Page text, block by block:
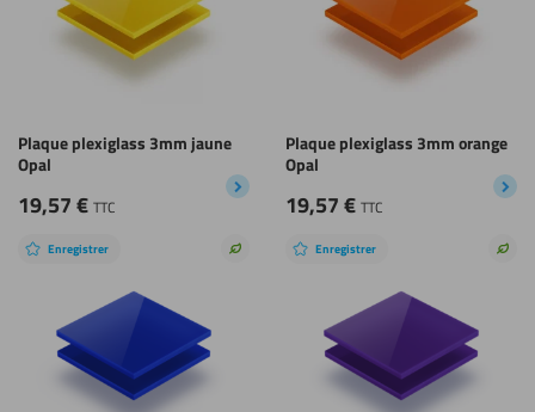
Plaque plexiglass 3mm jaune
Opal
19,57€ TTC
Plaque plexiglass 3mm orange
Opal
19,57€ TTC
Enregistrer
Choix
Enregistrer